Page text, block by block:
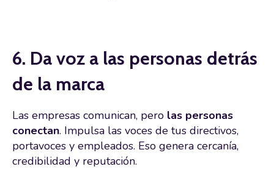
6. Da voz a las personas detrás
de la marca
Las empresas comunican, pero las personas
conectan. Impulsa las voces de tus directivos,
portavoces y empleados. Eso genera cercanía,
credibilidad y reputación.